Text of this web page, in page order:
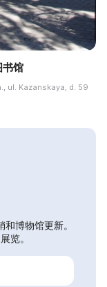
书馆
ul. Kazanskaya, d. 59
博物馆更新。
览。